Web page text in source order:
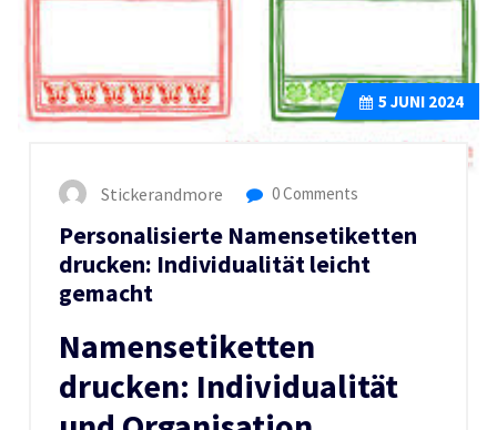
5 JUNI 2024
Stickerandmore 0 Comments
Personalisierte Namensetiketten
drucken: Individualität leicht
gemacht
Namensetiketten
drucken: Individualität